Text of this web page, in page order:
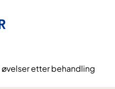
etter behandling